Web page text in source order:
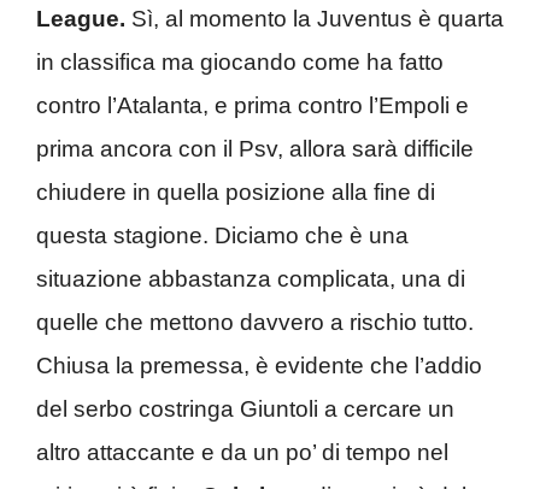
League. Sì, al momento la Juventus è quarta
in classifica ma giocando come ha fatto
contro l’Atalanta, e prima contro l’Empoli e
prima ancora con il Psv, allora sarà difficile
chiudere in quella posizione alla fine di
questa stagione. Diciamo che è una
situazione abbastanza complicata, una di
quelle che mettono davvero a rischio tutto.
Chiusa la premessa, è evidente che l’addio
del serbo costringa Giuntoli a cercare un
altro attaccante e da un po’ di tempo nel